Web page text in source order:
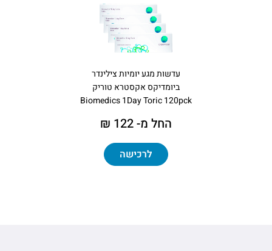
עדשות מגע יומיות צילינדר
ביומדיקס אקסטרא טוריק
Biomedics 1Day Toric 120pck
החל מ- 122 ₪
לרכישה